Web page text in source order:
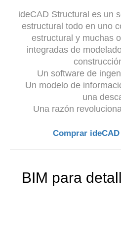
ideCAD Structural es un
estructural todo en uno
estructural y muchas
integradas de
Un software de
Un modelo de
una
Una razón
Comprar
BIM para